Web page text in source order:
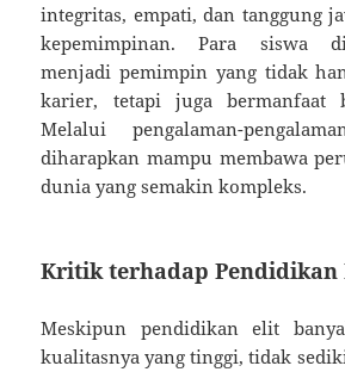
integritas, empati, dan tanggung
kepemimpinan. Para siswa
menjadi pemimpin yang tidak
karier, tetapi juga bermanfaat
Melalui pengalaman-
diharapkan mampu membawa
dunia yang semakin kompleks.
Kritik terhadap Pendidikan
Meskipun pendidikan elit
kualitasnya yang tinggi, tidak